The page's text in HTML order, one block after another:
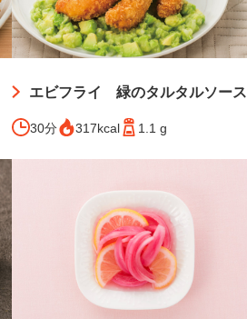
エビフライ 緑のタルタルソース
30分 317kcal 1.1 g